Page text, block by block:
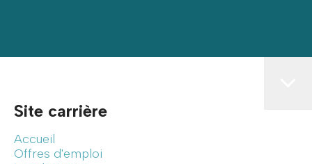
Site carrière
Accueil
Offres d'emploi